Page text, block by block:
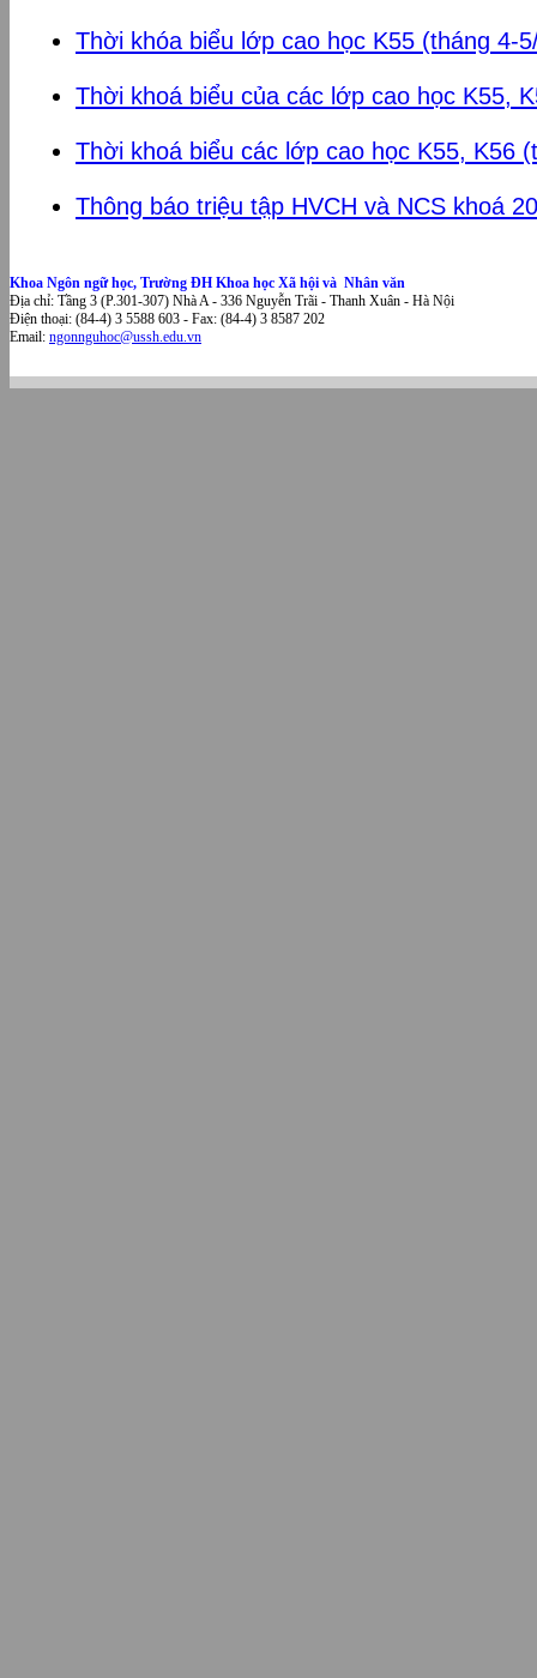
Thời khóa biểu lớp cao học K55 (tháng 4-
Thời khoá biểu của các lớp cao học K55,
Thời khoá biểu các lớp cao học K55, K56
Thông báo triệu tập HVCH và NCS khoá
Khoa Ngôn ngữ học, Trường ĐH Khoa học Xã hội và Nhân văn
Địa chỉ: Tầng 3 (P.301-307) Nhà A - 336 Nguyễn Trãi - Thanh Xuân - Hà Nội
Điện thoại: (84-4) 3 5588 603 - Fax: (84-4) 3 8587 202
Email: ngonnguhoc@ussh.edu.vn